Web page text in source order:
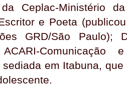
da Ceplac-Ministério
e Poeta
GRD/São Paulo);
Comunicação
em Itabuna,